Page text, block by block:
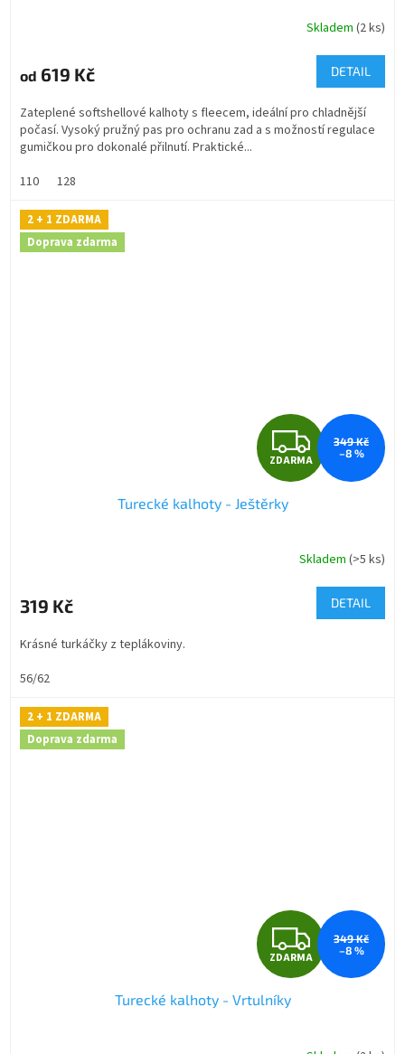
Skladem (2 ks)
od 619 Kč DETAIL
Zateplené softshellové kalhoty s fleecem, ideální pro chladnější
počasí. Vysoký pružný pas pro ochranu zad a s možností regulace
gumičkou pro dokonalé přilnutí. Praktické...
110
128
2 + 1 ZDARMA
Doprava zdarma
Z
D
R
M
A
ZDARMA
349 Kč
–8 %
Turecké kalhoty - Ještěrky
produktu
je
z
hvězdiček.
Skladem(>5 ks)
319 Kč DETAIL
Krásné turkáčky z teplákoviny.
56/62
2 + 1 ZDARMA
Doprava zdarma
Z
D
ZDARMA
349 Kč
–8 %
Turecké kalhoty - Vrtulníky